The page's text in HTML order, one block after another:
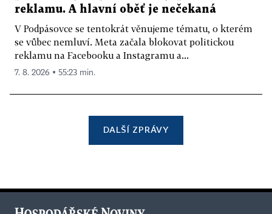
reklamu. A hlavní oběť je nečekaná
V Podpásovce se tentokrát věnujeme tématu, o kterém
se vůbec nemluví. Meta začala blokovat politickou
reklamu na Facebooku a Instagramu a...
7. 8. 2026 ▪ 55:23 min.
DALŠÍ ZPRÁVY